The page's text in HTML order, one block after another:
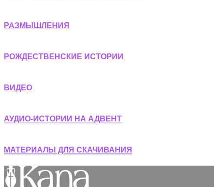
РАЗМЫШЛЕНИЯ
РОЖДЕСТВЕНСКИЕ ИСТОРИИ
ВИДЕО
АУДИО-ИСТОРИИ НА АДВЕНТ
МАТЕРИАЛЫ ДЛЯ СКАЧИВАНИЯ